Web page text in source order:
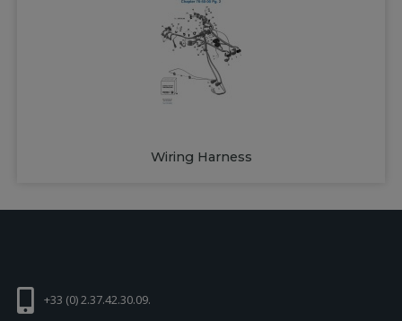
Wiring Harness
+33 (0) 2.37.42.30.09.